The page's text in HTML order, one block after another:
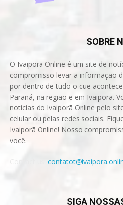
SOBRE
O Ivaiporã Online é um site de
compromisso levar a informação
por dentro de tudo o que
Paraná, na região e em Ivaiporã.
notícias do Ivaiporã Online pelo
celular ou pelas redes sociais.
Ivaiporã Online! Nosso
você.
SIGA